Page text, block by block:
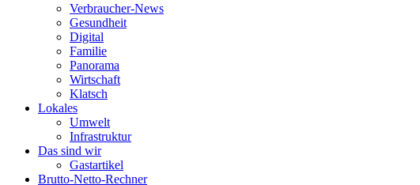
Verbraucher-News
Gesundheit
Digital
Familie
Panorama
Wirtschaft
Klatsch
Lokales
Umwelt
Infrastruktur
Das sind wir
Gastartikel
Brutto-Netto-Rechner